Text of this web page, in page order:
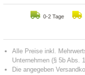
0-2 Tage